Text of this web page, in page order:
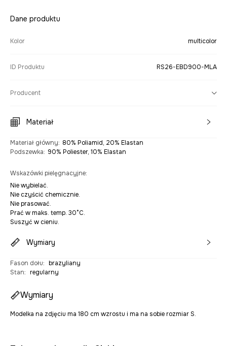
Dane produktu
Kolor multicolor
ID Produktu RS26-EBD900-MLA
Producent
Materiał
Materiał główny: 80% Poliamid, 20% Elastan
Podszewka: 90% Poliester, 10% Elastan
Wskazówki pielęgnacyjne:
Nie wybielać.
Nie czyścić chemicznie.
Nie prasować.
Prać w maks. temp. 30°C.
Suszyć w cieniu.
Wymiary
Fason dołu: brazyliany
Stan: regularny
Wymiary
Modelka na zdjęciu ma 180 cm wzrostu i ma na sobie rozmiar S.